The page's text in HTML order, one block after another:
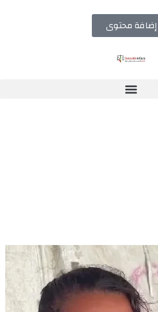
إضافة محتوى